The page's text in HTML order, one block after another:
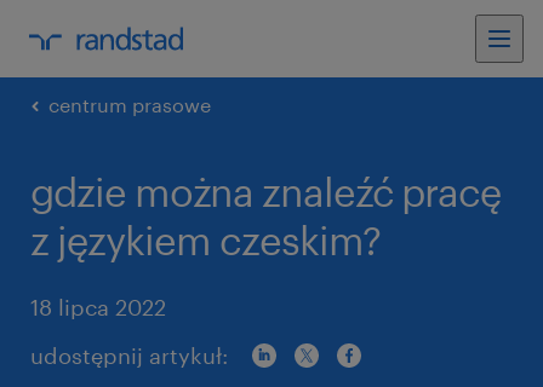
centrum prasowe
gdzie można znaleźć pracę
z językiem czeskim?
18 lipca 2022
udostępnij artykuł: